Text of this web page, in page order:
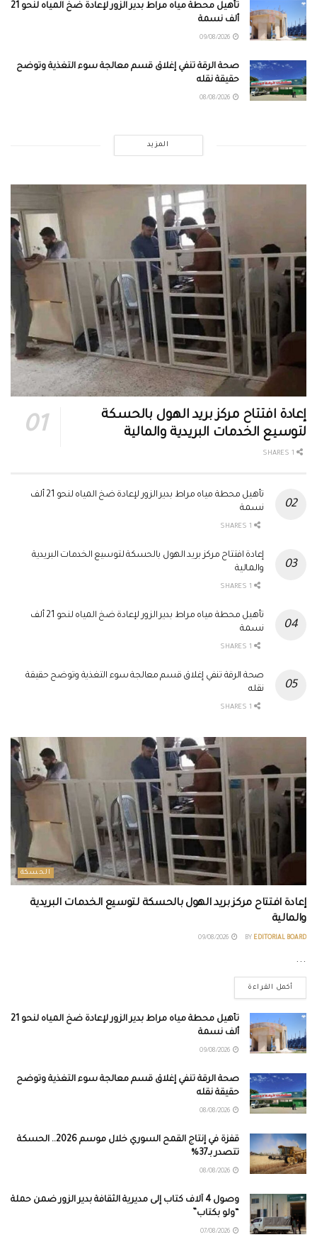
تأهيل محطة مياه مراط بدير الزور لإعادة ضخ المياه لنحو 21
ألف نسمة
صحة الرقة تنفي إغلاق قسم معالجة سوء التغذية وتوضح
حقيقة نقله
المزيد
إعادة افتتاح مركز بريد الهول بالحسكة
لتوسيع الخدمات البريدية والمالية
تأهيل محطة مياه مراط بدير الزور لإعادة ضخ المياه لنحو 21 ألف
نسمة
إعادة افتتاح مركز بريد الهول بالحسكة لتوسيع الخدمات البريدية
والمالية
تأهيل محطة مياه مراط بدير الزور لإعادة ضخ المياه لنحو 21 ألف
نسمة
صحة الرقة تنفي إغلاق قسم معالجة سوء التغذية وتوضح حقيقة
نقله
الحسكة
إعادة افتتاح مركز بريد الهول بالحسكة لتوسيع الخدمات البريدية
والمالية
BY EDITORIAL BOARD
...
أكمل القراءة
تأهيل محطة مياه مراط بدير الزور لإعادة ضخ المياه لنحو 21
ألف نسمة
صحة الرقة تنفي إغلاق قسم معالجة سوء التغذية وتوضح
حقيقة نقله
قفزة في إنتاج القمح السوري خلال موسم 2026.. الحسكة
تتصدر بـ37%
وصول 4 آلاف كتاب إلى مديرية الثقافة بدير الزور ضمن حملة
“ولو بكتاب”